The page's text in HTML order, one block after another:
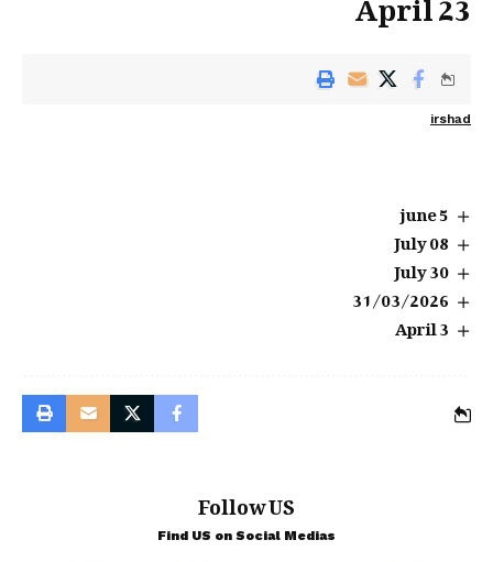
irshad
5 june
08 July
30 July
31/03/2026
3 April
Follow US
Find US on Social Medias